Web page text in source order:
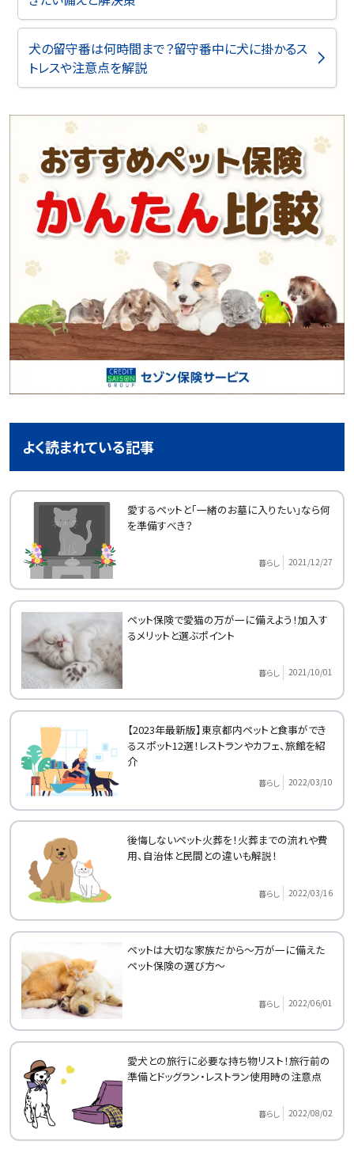
犬の留守番は何時間まで？留守番中に犬に掛かるス
トレスや注意点を解説
よく読まれている記事
愛するペットと「一緒のお墓に入りたい」なら何
を準備すべき？
暮らし 2021/12/27
ペット保険で愛猫の万が一に備えよう！加入す
るメリットと選ぶポイント
暮らし 2021/10/01
【2023年最新版】東京都内ペットと食事ができ
るスポット12選！レストランやカフェ、旅館を紹
介
暮らし 2022/03/10
後悔しないペット火葬を！火葬までの流れや費
用、自治体と民間との違いも解説！
暮らし 2022/03/16
ペットは大切な家族だから～万が一に備えた
ペット保険の選び方～
暮らし 2022/06/01
愛犬との旅行に必要な持ち物リスト！旅行前の
準備とドッグラン・レストラン使用時の注意点
暮らし 2022/08/02